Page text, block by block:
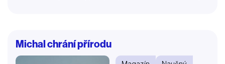
Michal chrání přírodu